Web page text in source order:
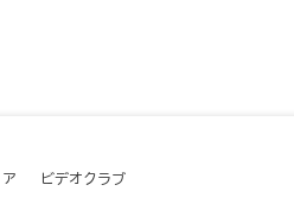
ビデオクラブ